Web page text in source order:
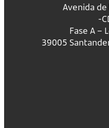
Avenida
-
Fase A –
39005